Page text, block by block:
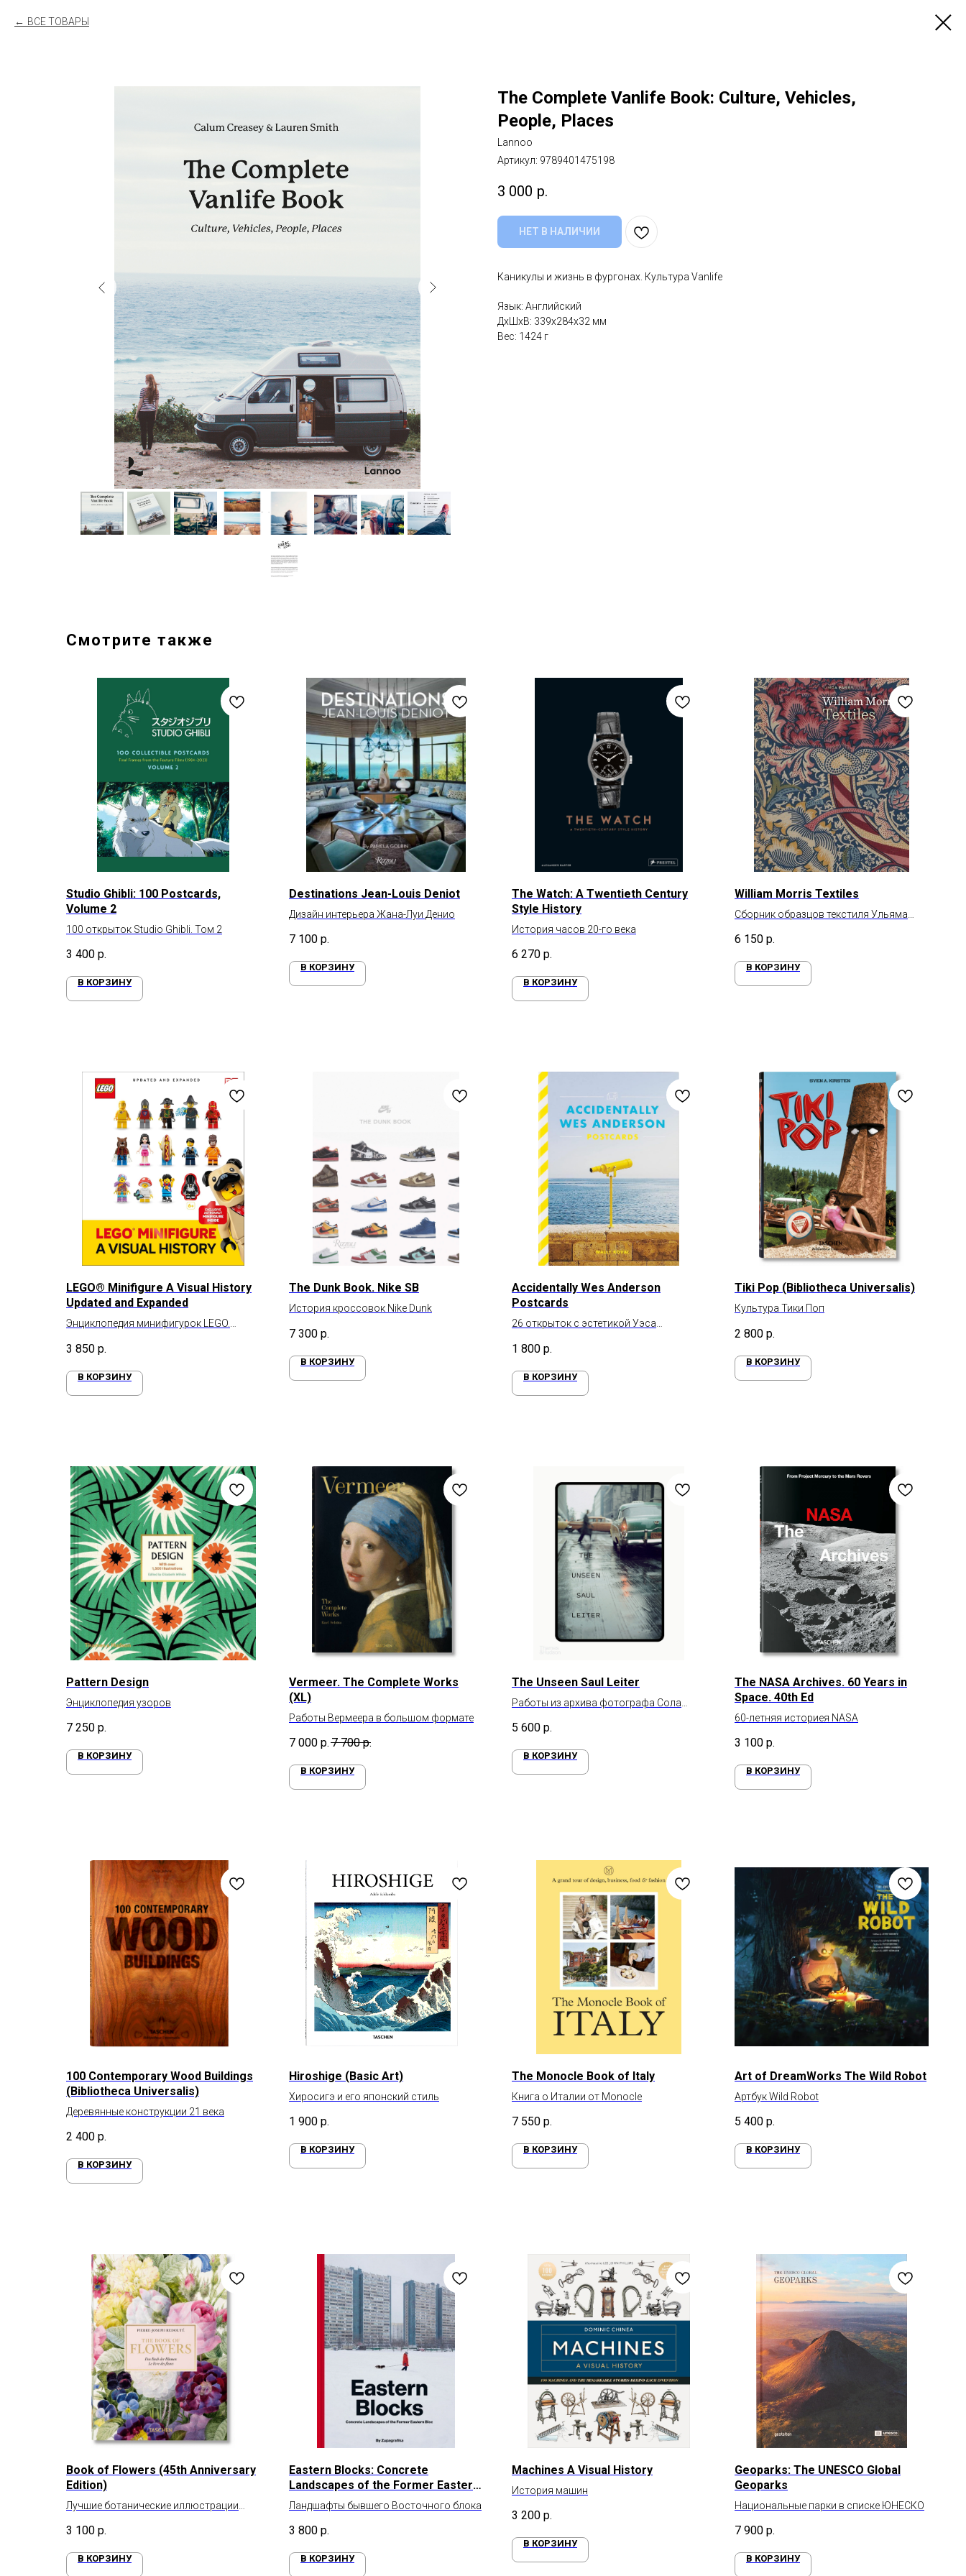
ВСЕ ТОВАРЫ
The Complete Vanlife Book: Culture, Vehicles,
People, Places
Lannoo
Артикул: 9789401475198
3 000 р.
НЕТ В НАЛИЧИИ
Каникулы и жизнь в фургонах. Культура Vanlife
Язык: Английский
ДxШxВ: 339x284x32 мм
Вес: 1424 г
Смотрите также
Studio Ghibli: 100 Postcards,
Volume 2
100 открыток Studio Ghibli. Том 2
3 400 р.
В КОРЗИНУ
Destinations Jean-Louis Deniot
Дизайн интерьера Жана-Луи Денио
7 100 р.
В КОРЗИНУ
The Watch: A Twentieth Century
Style History
История часов 20-го века
6 270 р.
В КОРЗИНУ
William Morris Textiles
Сборник образцов текстиля Ульяма
6 150 р.
В КОРЗИНУ
LEGO® Minifigure A Visual History
Updated and Expanded
Энциклопедия минифигурок LEGO.
3 850 р.
В КОРЗИНУ
The Dunk Book. Nike SB
История кроссовок Nike Dunk
7 300 р.
В КОРЗИНУ
Accidentally Wes Anderson
Postcards
26 открыток с эстетикой Уэса
1 800 р.
В КОРЗИНУ
Tiki Pop (Bibliotheca Universalis)
Культура Тики Поп
2 800 р.
В КОРЗИНУ
Pattern Design
Энциклопедия узоров
7 250 р.
В КОРЗИНУ
Vermeer. The Complete Works
(XL)
Работы Вермеера в большом формате
7 000 р. 7 700 р.
В КОРЗИНУ
The Unseen Saul Leiter
Работы из архива фотографа Сола
5 600 р.
В КОРЗИНУ
The NASA Archives. 60 Years in
Space. 40th Ed
60-летняя историея NASA
3 100 р.
В КОРЗИНУ
100 Contemporary Wood Buildings
(Bibliotheca Universalis)
Деревянные конструкции 21 века
2 400 р.
В КОРЗИНУ
Hiroshige (Basic Art)
Хиросигэ и его японский стиль
1 900 р.
В КОРЗИНУ
The Monocle Book of Italy
Книга о Италии от Monocle
7 550 р.
В КОРЗИНУ
Art of DreamWorks The Wild Robot
Артбук Wild Robot
5 400 р.
В КОРЗИНУ
Book of Flowers (45th Anniversary
Edition)
Лучшие ботанические иллюстрации
3 100 р.
В КОРЗИНУ
Eastern Blocks: Concrete
Landscapes of the Former Eastern
Bloc
Ландшафты бывшего Восточного блока
3 800 р.
В КОРЗИНУ
Machines A Visual History
История машин
3 200 р.
В КОРЗИНУ
Geoparks: The UNESCO Global
Geoparks
Национальные парки в списке ЮНЕСКО
7 900 р.
В КОРЗИНУ